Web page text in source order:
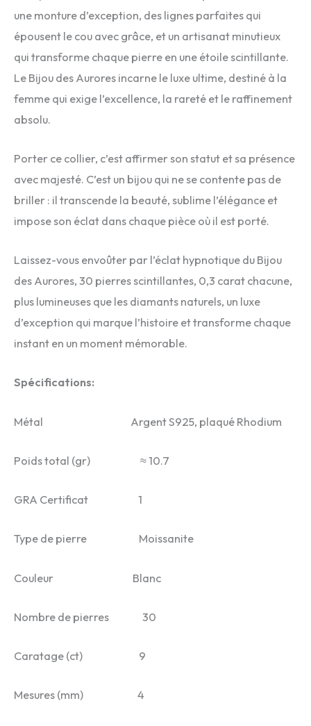
une monture d’exception, des lignes parfaites qui
épousent le cou avec grâce, et un artisanat minutieux
qui transforme chaque pierre en une étoile scintillante.
Le Bijou des Aurores incarne le luxe ultime, destiné à la
femme qui exige l’excellence, la rareté et le raffinement
absolu.
Porter ce collier, c’est affirmer son statut et sa présence
avec majesté. C’est un bijou qui ne se contente pas de
briller : il transcende la beauté, sublime l’élégance et
impose son éclat dans chaque pièce où il est porté.
Laissez-vous envoûter par l’éclat hypnotique du Bijou
des Aurores, 30 pierres scintillantes, 0,3 carat chacune,
plus lumineuses que les diamants naturels, un luxe
d’exception qui marque l’histoire et transforme chaque
instant en un moment mémorable.
Spécifications:
Métal Argent S925, plaqué Rhodium
Poids total (gr) ≈ 10.7
GRA Certificat 1
Type de pierre Moissanite
Couleur Blanc
Nombre de pierres 30
Caratage (ct) 9
Mesures (mm) 4